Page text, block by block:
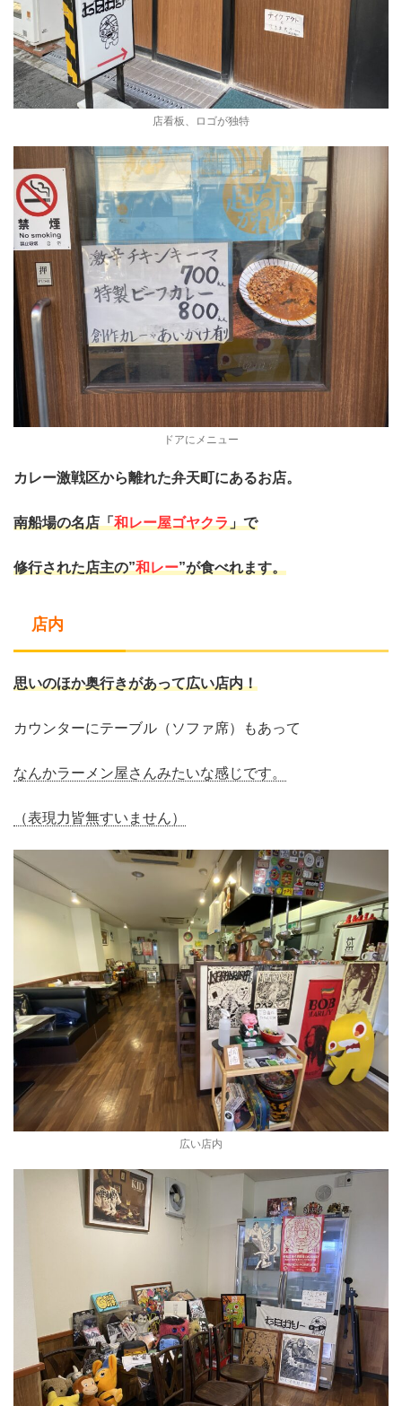
店看板、ロゴが独特
ドアにメニュー
カレー激戦区から離れた弁天町にあるお店。
南船場の名店「和レー屋ゴヤクラ」で
修行された店主の”和レー”が食べれます。
店内
思いのほか奥行きがあって広い店内！
カウンターにテーブル（ソファ席）もあって
なんかラーメン屋さんみたいな感じです。
（表現力皆無すいません）
広い店内